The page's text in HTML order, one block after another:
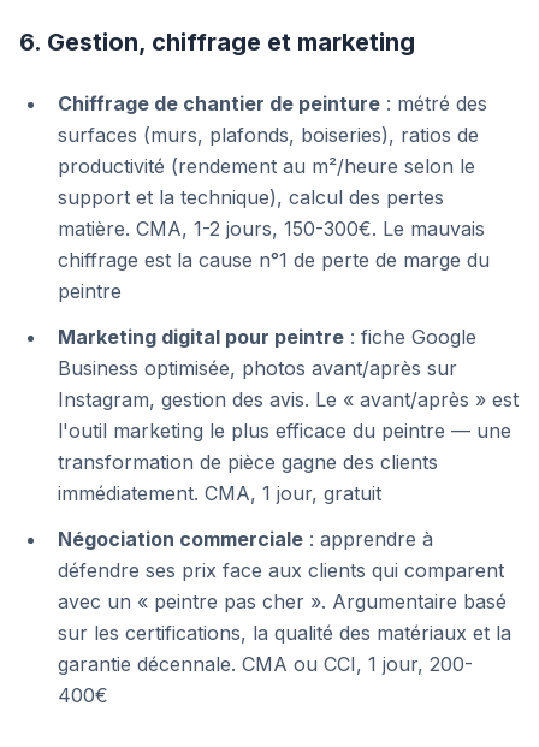
6. Gestion, chiffrage et marketing
Chiffrage de chantier de peinture : métré des
surfaces (murs, plafonds, boiseries), ratios de
productivité (rendement au m²/heure selon le
support et la technique), calcul des pertes
matière. CMA, 1-2 jours, 150-300€. Le mauvais
chiffrage est la cause n°1 de perte de marge du
peintre
Marketing digital pour peintre : fiche Google
Business optimisée, photos avant/après sur
Instagram, gestion des avis. Le « avant/après » est
l'outil marketing le plus efficace du peintre — une
transformation de pièce gagne des clients
immédiatement. CMA, 1 jour, gratuit
Négociation commerciale : apprendre à
défendre ses prix face aux clients qui comparent
avec un « peintre pas cher ». Argumentaire basé
sur les certifications, la qualité des matériaux et la
garantie décennale. CMA ou CCI, 1 jour, 200-
400€